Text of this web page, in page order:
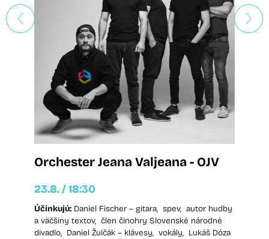
Orchester Jeana Valjeana - OJV
23.8. / 18:30
Účinkujú: Daniel Fischer – gitara, spev, autor hudby
a väčšiny textov, člen činohry Slovenské národné
divadlo, Daniel Žulčák – klávesy, vokály, Lukáš Dóza